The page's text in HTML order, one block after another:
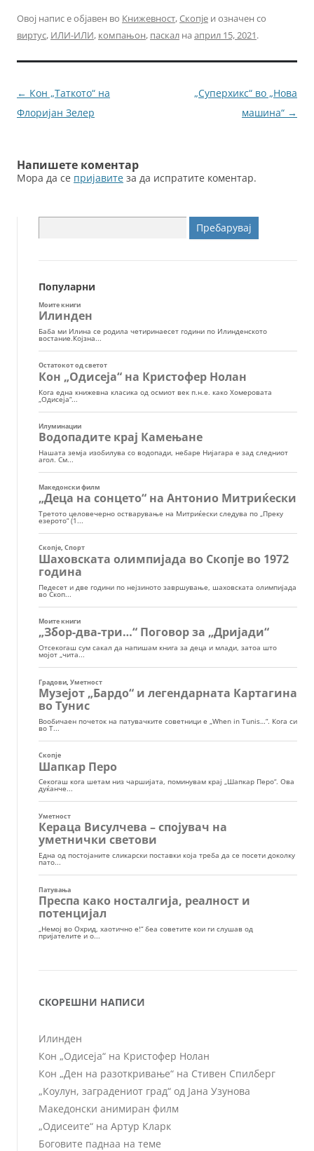
c
e
b
o
o
itt
er
ai
l
ss
e
n
Овој напис е објавен во Книжевност,Скопје и означен со
виртус, ИЛИ-ИЛИ, компањон, паскал на април 15, 2021.
Навигација
за
← Кон „Таткото“ на
Флоријан Зелер
„Суперхикс“ во „Нова
машина“ →
Напишете коментар
Мора да се пријавите за да испратите коментар.
за:
Популарни
СКОРЕШНИ НАПИСИ
Илинден
Кон „Одисеја“ на Кристофер Нолан
Кон „Ден на разоткривање“ на Стивен Спилберг
„Коулун, заградениот град“ од Јана Узунова
Македонски анимиран филм
„Одисеите“ на Артур Кларк
Боговите паднаа на теме